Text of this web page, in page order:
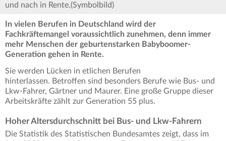
und nach in Rente.(Symbolbild)
In vielen Berufen in Deutschland wird der
Fachkräftemangel voraussichtlich zunehmen, denn immer
mehr Menschen der geburtenstarken Babyboomer-
Generation gehen in Rente.
Sie werden Lücken in etlichen Berufen
hinterlassen. Betroffen sind besonders Berufe wie Bus- und
Lkw-Fahrer, Gärtner und Maurer. Eine große Gruppe dieser
Arbeitskräfte zählt zur Generation 55 plus.
Hoher Altersdurchschnitt bei Bus- und Lkw-Fahrern
Die Statistik des Statistischen Bundesamtes zeigt, dass im